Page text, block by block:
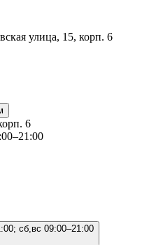
улица, 15, корп. 6
6
сб,вс 09:00–21:00